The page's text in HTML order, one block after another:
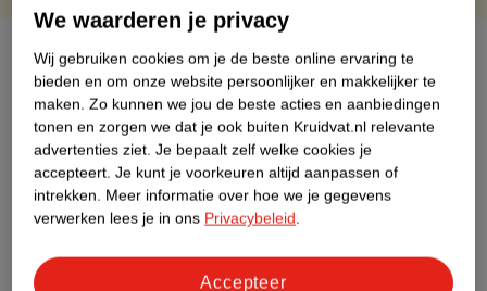
Over dit product
Productinformatie
Nature Impact Score
Dit product heeft (nog) geen Nature
Impact Score.
We waarderen je privacy
Wij gebruiken cookies om je de beste online ervaring te
bieden en om onze website persoonlijker en makkelijker te
maken. Zo kunnen we jou de beste acties en aanbiedingen
tonen en zorgen we dat je ook buiten Kruidvat.nl relevante
advertenties ziet. Je bepaalt zelf welke cookies je
accepteert. Je kunt je voorkeuren altijd aanpassen of
intrekken. Meer informatie over hoe we je gegevens
verwerken lees je in ons Privacybeleid.
Accepteer